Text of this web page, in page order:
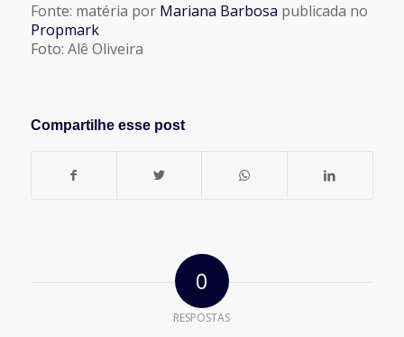
Fonte: matéria por Mariana Barbosa publicada no
Propmark
Foto: Alê Oliveira
Compartilhe esse post
0
RESPOSTAS